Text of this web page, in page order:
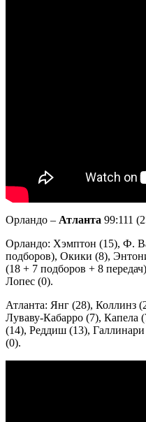
Орландо – Атланта 99:111
Орландо: Хэмптон (15), Ф.
подборов), Окики (8),
(18 + 7 подборов + 8
Лопес (0).
Атланта: Янг (28), Коллинз
Луваву-Кабарро (7), Капела
(14), Реддиш (13),
(0).